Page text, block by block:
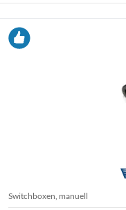
Switchboxen, manuell